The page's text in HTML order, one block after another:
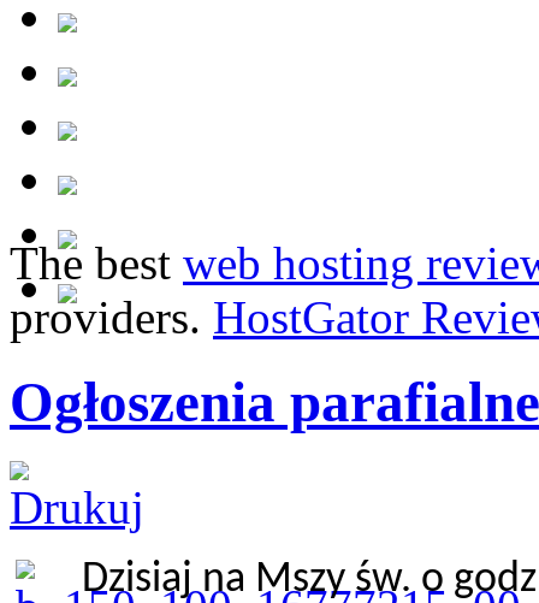
The best web hosting
providers. HostGator
Ogłoszenia
Dzisiaj na Mszy św. o